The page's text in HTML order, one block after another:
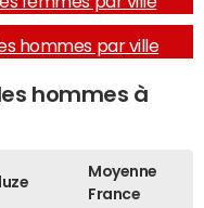
hommes par ville
hommes à
Moyenne
France